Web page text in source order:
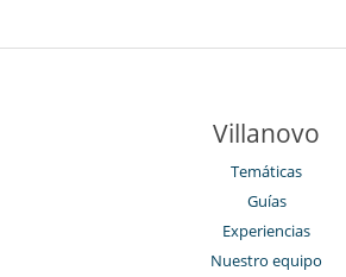
Villanovo
Temáticas
Guías
Experiencias
Nuestro equipo